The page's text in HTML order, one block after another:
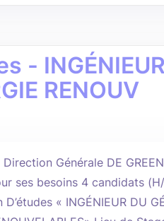
-
RENOUV
Direction Générale DE
ses besoins 4 candidats
D’études « INGÉNIEUR DU